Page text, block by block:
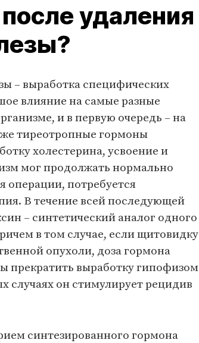
удаления
– выработка специфических
влияние на самые разные
и в первую очередь – на
тиреотропные гормоны
холестерина, усвоение и
мог продолжать нормально
операции, потребуется
В течение всей последующей
– синтетический аналог одного
в том случае, если щитовидку
опухоли, доза гормона
прекратить выработку гипофизом
случаях он стимулирует рецидив
синтезированного гормона